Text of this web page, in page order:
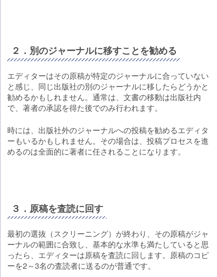
２．別のジャーナルに移すことを勧める
エディターはその原稿が特定のジャーナルに合っていない
と感じ、同じ出版社の別のジャーナルに移したらどうかと
勧めるかもしれません。通常は、文書の移動は出版社内
で、著者の承認を得た後でのみ行われます。
時には、出版社外のジャーナルへの投稿を勧めるエディタ
ーもいるかもしれません。その場合は、投稿プロセスを進
めるのは全面的に著者に任されることになります。
３．原稿を査読に回す
最初の選抜（スクリーニング）が終わり、その原稿がジャ
ーナルの範囲に合致し、基本的な水準も満たしていると思
ったら、エディターは原稿を査読に回します。原稿のコピ
ーを2～3名の査読者に送るのが普通です。